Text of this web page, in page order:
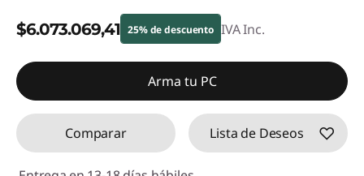
$6.073.069,41 25% de descuento IVA Inc.
Descuento prod (inc IVA) :-$2.059.542,38
Arma tu PC
Comparar Lista de Deseos